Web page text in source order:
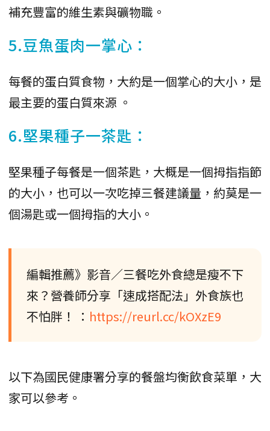
補充豐富的維生素與礦物職。
5.豆魚蛋肉一掌心：
每餐的蛋白質食物，大約是一個掌心的大小，是
最主要的蛋白質來源 。
6.堅果種子一茶匙：
堅果種子每餐是一個茶匙，大概是一個拇指指節
的大小，也可以一次吃掉三餐建議量，約莫是一
個湯匙或一個拇指的大小。
編輯推薦》影音／三餐吃外食總是瘦不下
來？營養師分享「速成搭配法」外食族也
不怕胖！ ： https://reurl.cc/kOXzE9
以下為國民健康署分享的餐盤均衡飲食菜單，大
家可以參考。